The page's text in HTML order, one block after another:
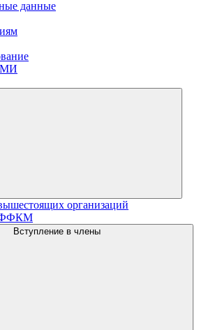
данные
организаций
ФФКМ
Вступление в члены